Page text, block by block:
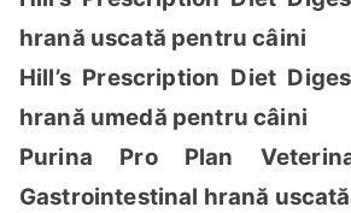
hrană uscată pentru câini
Hill’s Prescription Diet
hrană umedă pentru câini
Purina Pro Plan
Gastrointestinal hrană